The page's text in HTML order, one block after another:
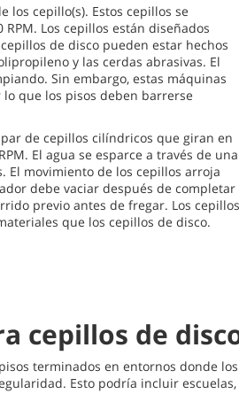
los cepillo(s). Estos cepillos se
Los cepillos están diseñados
de disco pueden estar hechos
y las cerdas abrasivas. El
Sin embargo, estas máquinas
que los pisos deben barrerse
de cepillos cilíndricos que giran en
El agua se esparce a través de una
El movimiento de los cepillos arroja
debe vaciar después de completar
previo antes de fregar. Los cepillos
que los cepillos de disco.
cepillos de
terminados en entornos donde los
Esto podría incluir escuelas,